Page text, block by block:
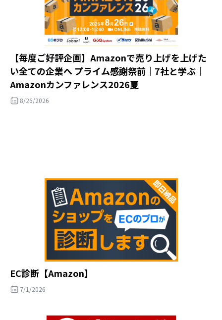
【毎度ご好評企画】Amazonで売り上げを上げた
い全ての企業へ プライム感謝祭前｜7社と学ぶ｜
Amazonカンファレンス2026夏
8/26/2026
EC診断【Amazon】
7/1/2026